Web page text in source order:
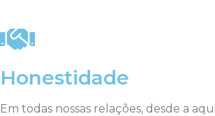
Honestidade
Em todas nossas relações, desde a